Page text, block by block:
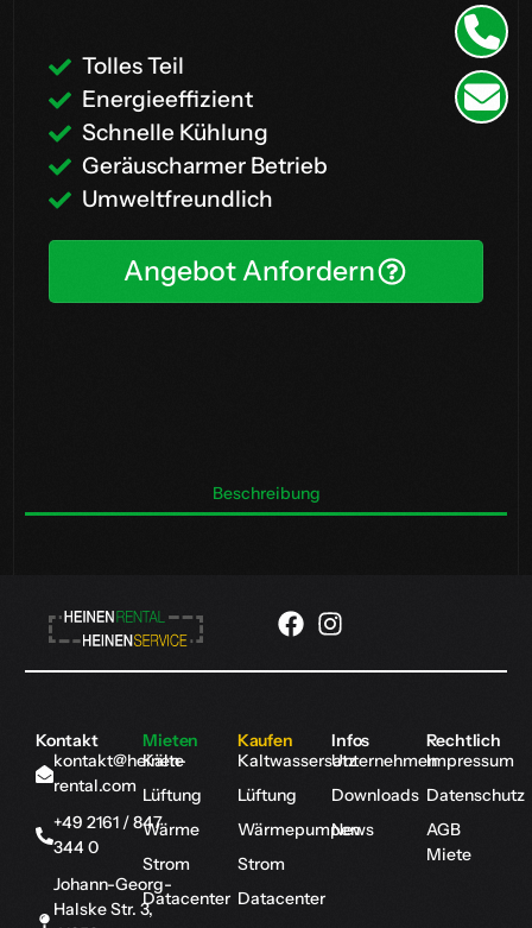
Tolles Teil
Energieeffizient
Schnelle Kühlung
Geräuscharmer Betrieb
Umweltfreundlich
Angebot Anfordern
Beschreibung
Kontakt
kontakt@heinen-
rental.com
+49 2161 / 847
344 0
Johann-Georg-
Halske Str. 3,
Mieten
Kälte
Lüftung
Wärme
Strom
Datacenter
Kaufen
Kaltwassersatz
Lüftung
Wärmepumpen
Strom
Datacenter
Infos
Unternehmen
Downloads
News
Rechtlich
Impressum
Datenschutz
AGB
Miete